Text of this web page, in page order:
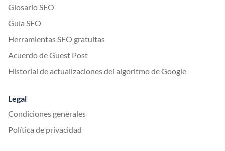
Glosario SEO
Guía SEO
Herramientas SEO gratuitas
Acuerdo de Guest Post
Historial de actualizaciones del algoritmo de Google
Legal
Condiciones generales
Política de privacidad